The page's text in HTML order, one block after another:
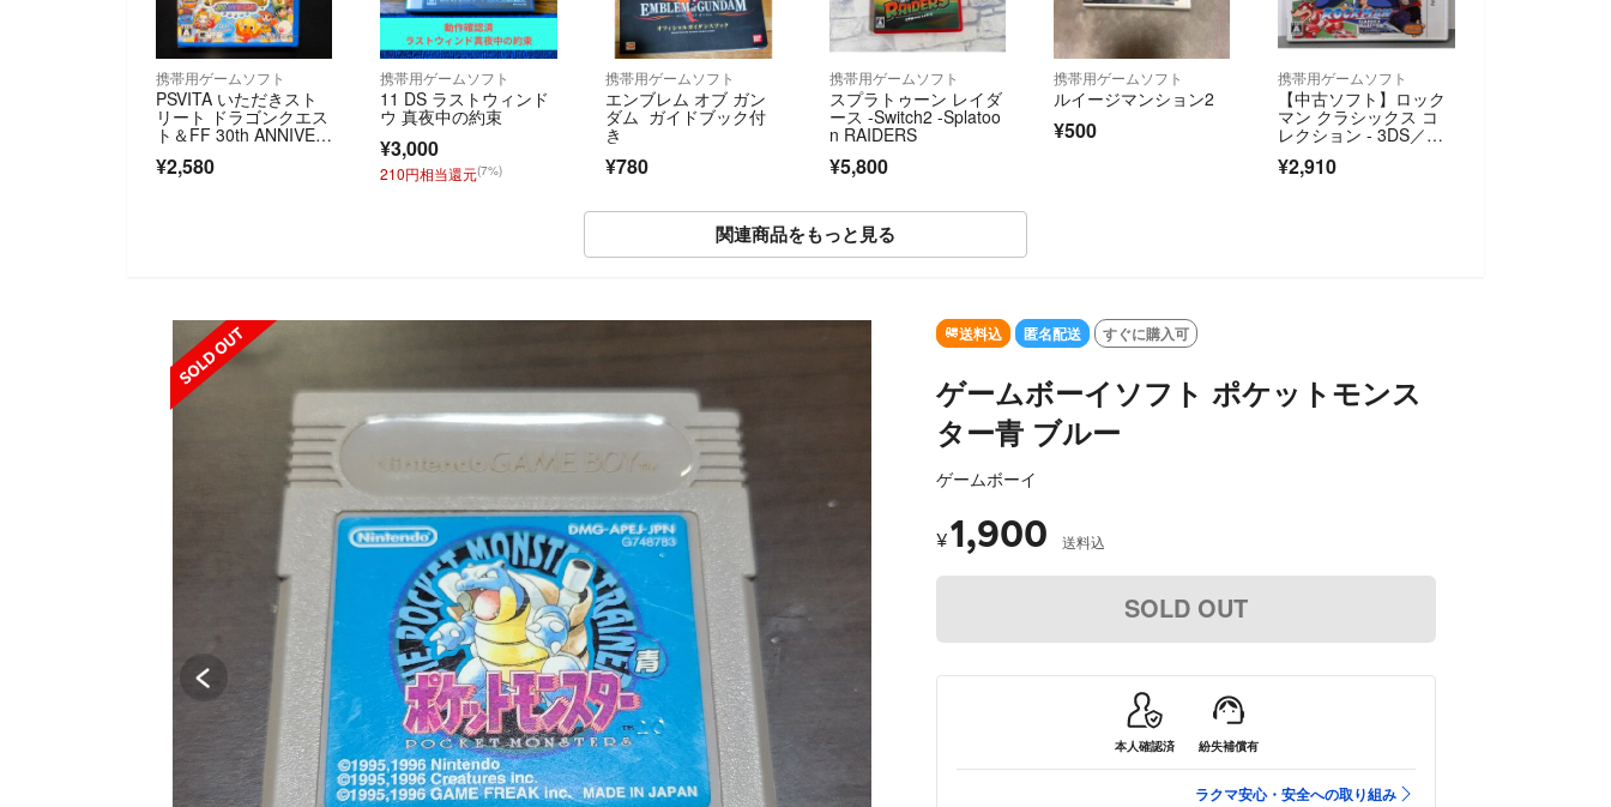
携帯用ゲームソフト
PSVITA いただきスト
リート ドラゴンクエス
ト＆FF 30th ANNIVER
¥2,580
携帯用ゲームソフト
11 DS ラストウィンド
ウ 真夜中の約束
¥3,000
210円相当還元(7%)
携帯用ゲームソフト
エンブレム オブ ガン
ダム ガイドブック付
き
¥780
携帯用ゲームソフト
スプラトゥーン レイダ
ース -Switch2 -Splatoo
n RAIDERS
¥5,800
携帯用ゲームソフト
ルイージマンション2
¥500
携帯用ゲームソフト
【中古ソフト】ロック
マン クラシックス コ
レクション - 3DS／ニ
ndo 3DS
¥2,910
関連商品をもっと見る
送料込 匿名配送 すぐに購入可
ゲームボーイソフト ポケットモンス
ター青 ブルー
ゲームボーイ
¥1,900 送料込
SOLD OUT
本人確認済 紛失補償有
ラクマ安心・安全への取り組み